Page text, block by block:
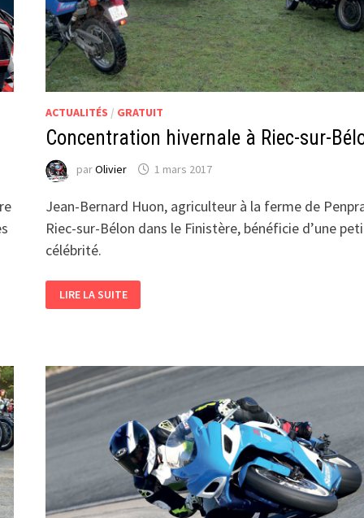
ACTUALITÉS / GRATUIT
Concentration hivernale à Riec-sur-
parOlivier 1 mars 2017
Jean-Bernard Huon, agriculteur à la ferme de
Riec-sur-Bélon dans le Finistère, bénéficie d’une
célébrité.
CONCENTRATION
HIVERNALE
À
LIRE LA SUITE